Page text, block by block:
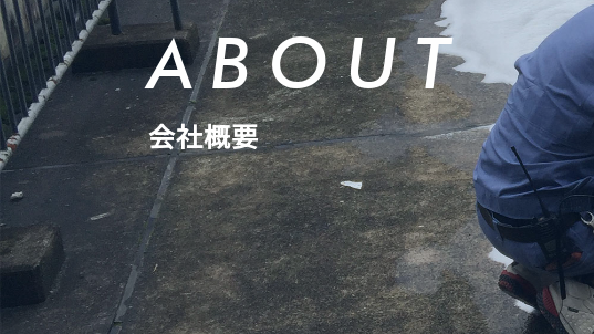
ABOUT
会社概要